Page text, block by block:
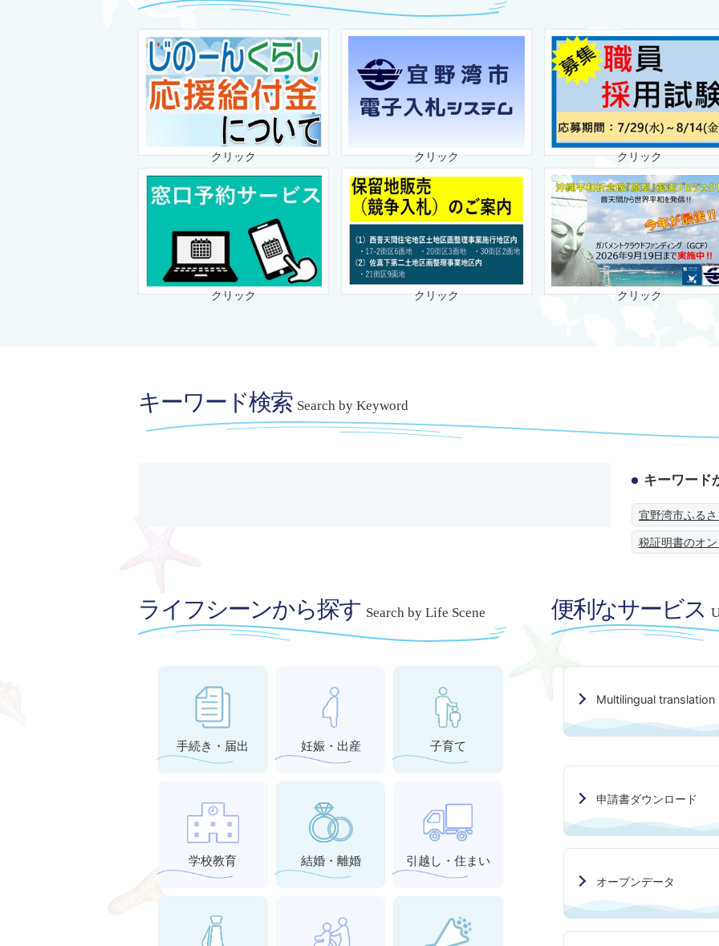
クリック クリック クリック
クリック クリック クリック
キーワード検索 Search by Keyword
キーワード
宜野湾市ふる
税証明書のオ
ライフシーンから探す Search by Life Scene
手続き・届出 妊娠・出産 子育て
学校教育 結婚・離婚 引越し・住まい
便利なサービス
Multilingual translation
申請書ダウンロード
オープンデータ